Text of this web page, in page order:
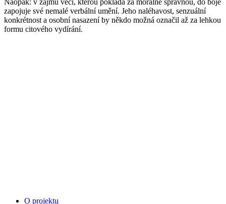
zapojuje své nemalé verbální umění. Jeho naléhavost, senzuální
konkrétnost a osobní nasazení by někdo možná označil až za lehkou
formu citového vydírání.
O projektu